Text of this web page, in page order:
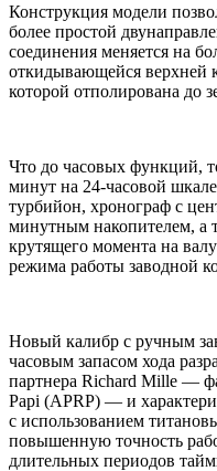
Конструкция модели
более простой
соединения меняется на
откидывающейся верхней
которой отполирована до
Что до часовых функций,
минут на 24-часовой
турбийон, хронограф с
минутным накопителем, а
крутящего момента на
режима работы заводной
Новый калибр с ручным
часовым запасом хода
партнера Richard Mille —
Papi (APRP) — и
с использованием
повышенную точность
длительных периодов